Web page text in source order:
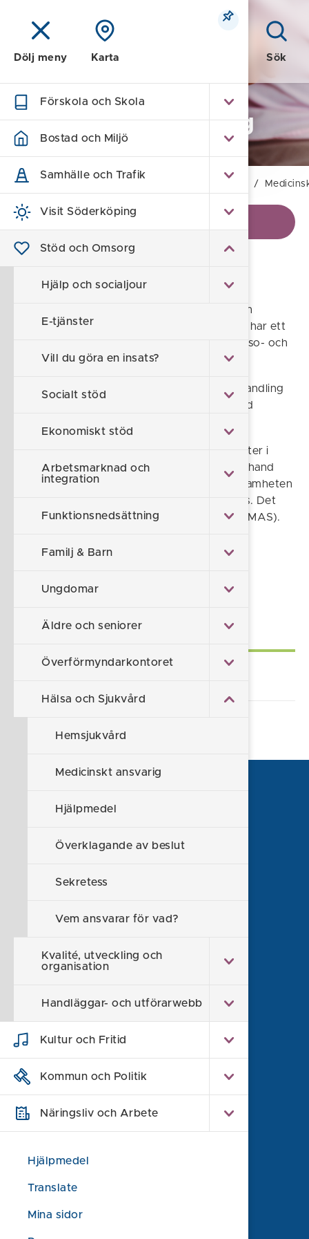
Meny Sök
Dölj meny Karta
Förskola och Skola
Bostad och Miljö
Samhälle och Trafik
Visit Söderköping
Stöd och Omsorg
Hjälp och socialjour
E-tjänster
Vill du göra en insats?
Socialt stöd
Ekonomiskt stöd
Arbetsmarknad och
integration
Funktionsnedsättning
Familj & Barn
Ungdomar
Äldre och seniorer
Överförmyndarkontoret
Hälsa och Sjukvård
Hemsjukvård
Medicinskt ansvarig
Hjälpmedel
Överklagande av beslut
Sekretess
Vem ansvarar för vad?
Kvalité, utveckling och
organisation
Handläggar- och utförarwebb
Kultur och Fritid
Kommun och Politik
Näringsliv och Arbete
Hjälpmedel
Translate
Mina sidor
Stöd och Omsorg
Hem /
Medicinskt ansvarig
Medicinskt ansvarig sjuksköterska (MAS) och
medicinskt ansvarig för rehabilitering (MAR) har ett
övergripande ansvar för den kommunala hälso- och
sjukvården.
MAS/MAR arbetar för att den vård och behandling
som ges ska vara trygg och säker och av god
Den som upptäcker allvarliga risker eller brister i
kommunens hälso- och sjukvård bör i första hand
kontakta personal eller ansvarig chef i verksamheten
eftersom direkta åtgärder kan behöva vidtas. Det
går också att kontakta medicinskt ansvarig (MAS).
Föreslå en ändring
Sidan uppdaterad 2026-06-15
Självservice
Söderköpings kommun
0121-181 00
kommun@soderkoping.se
Kontakta oss
Faktura och organisationsnummer
Felanmälan
Synpunkt eller klagomål
Om webbplatsen
Information om webbplatsen